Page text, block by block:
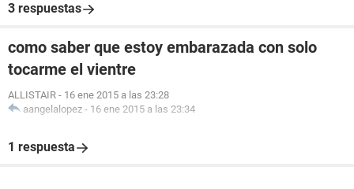
3 respuestas
como saber que estoy embarazada con solo
tocarme el vientre
ALLISTAIR - 16 ene 2015 a las 23:28
aangelalopez - 16 ene 2015 a las 23:34
1 respuesta